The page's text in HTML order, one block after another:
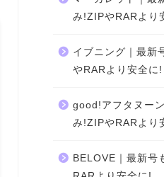
み!ZIPやRARより
イブニング｜最新
やRARより安全に!
good!アフタヌー
み!ZIPやRARより
BELOVE｜最新号